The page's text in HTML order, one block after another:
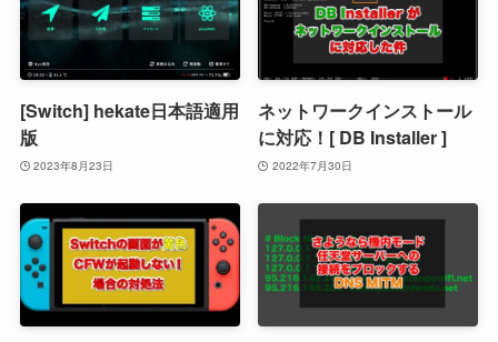
[Switch] hekate日本語適用
版
2023年8月23日
ネットワークインストール
に対応！[ DB Installer ]
2022年7月30日